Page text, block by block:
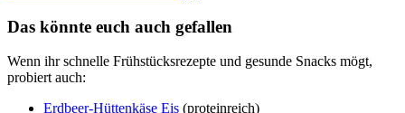
Das könnte euch auch gefallen
Wenn ihr schnelle Frühstücksrezepte und gesunde Snacks mögt,
probiert auch:
Erdbeer-Hüttenkäse Eis (proteinreich)